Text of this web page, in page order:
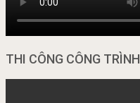
THI CÔNG CÔNG TRÌNH